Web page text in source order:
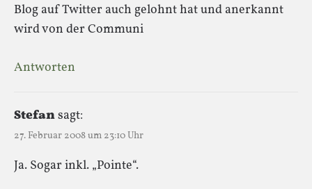
Blog auf Twitter auch gelohnt hat und anerkannt
wird von der Communi
Antworten
Stefansagt:
27. Februar 2008 um 23:10 Uhr
Ja. Sogar inkl. „Pointe“.